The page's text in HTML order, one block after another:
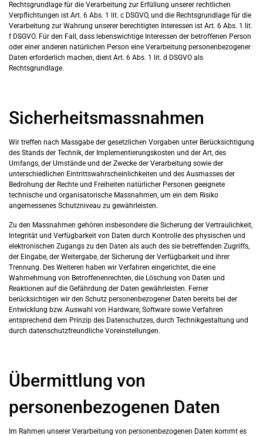
Rechtsgrundlage für die Verarbeitung zur Erfüllung unserer rechtlichen
Verpflichtungen ist Art. 6 Abs. 1 lit. c DSGVO, und die Rechtsgrundlage für die
Verarbeitung zur Wahrung unserer berechtigten Interessen ist Art. 6 Abs. 1 lit.
f DSGVO. Für den Fall, dass lebenswichtige Interessen der betroffenen Person
oder einer anderen natürlichen Person eine Verarbeitung personenbezogener
Daten erforderlich machen, dient Art. 6 Abs. 1 lit. d DSGVO als
Rechtsgrundlage.
Sicherheitsmassnahmen
Wir treffen nach Massgabe der gesetzlichen Vorgaben unter Berücksichtigung
des Stands der Technik, der Implementierungskosten und der Art, des
Umfangs, der Umstände und der Zwecke der Verarbeitung sowie der
unterschiedlichen Eintrittswahrscheinlichkeiten und des Ausmasses der
Bedrohung der Rechte und Freiheiten natürlicher Personen geeignete
technische und organisatorische Massnahmen, um ein dem Risiko
angemessenes Schutzniveau zu gewährleisten.
Zu den Massnahmen gehören insbesondere die Sicherung der Vertraulichkeit,
Integrität und Verfügbarkeit von Daten durch Kontrolle des physischen und
elektronischen Zugangs zu den Daten als auch des sie betreffenden Zugriffs,
der Eingabe, der Weitergabe, der Sicherung der Verfügbarkeit und ihrer
Trennung. Des Weiteren haben wir Verfahren eingerichtet, die eine
Wahrnehmung von Betroffenenrechten, die Löschung von Daten und
Reaktionen auf die Gefährdung der Daten gewährleisten. Ferner
berücksichtigen wir den Schutz personenbezogener Daten bereits bei der
Entwicklung bzw. Auswahl von Hardware, Software sowie Verfahren
entsprechend dem Prinzip des Datenschutzes, durch Technikgestaltung und
durch datenschutzfreundliche Voreinstellungen.
Übermittlung von
personenbezogenen Daten
Im Rahmen unserer Verarbeitung von personenbezogenen Daten kommt es